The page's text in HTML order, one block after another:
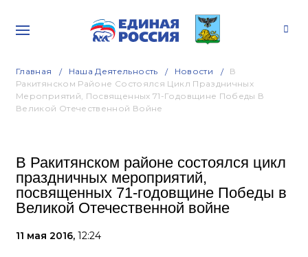
Главная Наша Деятельность Новости
В
Ракитянском Районе Состоялся Цикл Праздничных
Мероприятий, Посвященных 71-Годовщине Победы В
Великой Отечественной Войне
В Ракитянском районе состоялся цикл
праздничных мероприятий,
посвященных 71-годовщине Победы в
Великой Отечественной войне
11 мая 2016, 12:24